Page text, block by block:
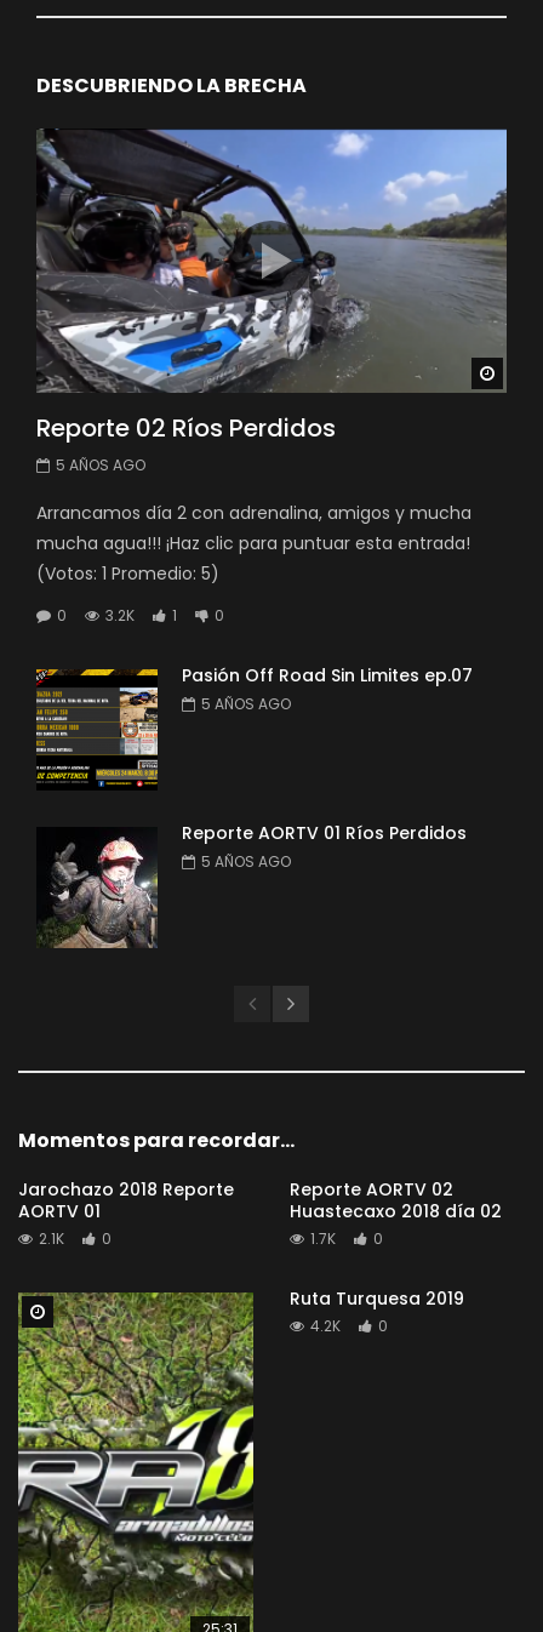
DESCUBRIENDO LA BRECHA
Reporte 02 Ríos Perdidos
5 AÑOS AGO
Arrancamos día 2 con adrenalina, amigos y mucha
mucha agua!!! ¡Haz clic para puntuar esta entrada!
(Votos: 1 Promedio: 5)
0 3.2K 1 0
Pasión Off Road Sin Limites ep.07
5 AÑOS AGO
Reporte AORTV 01 Ríos Perdidos
5 AÑOS AGO
Momentos para recordar...
Jarochazo 2018 Reporte
AORTV 01
2.1K 0
Reporte AORTV 02
Huastecaxo 2018 día 02
1.7K 0
Watch Later
Ruta Turquesa 2019
4.2K 0